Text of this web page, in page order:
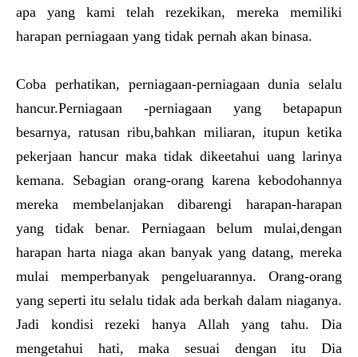
apa yang kami telah rezekikan, mereka memiliki
harapan perniagaan yang tidak pernah akan binasa.
Coba perhatikan, perniagaan-perniagaan dunia selalu
hancur.Perniagaan -perniagaan yang betapapun
besarnya, ratusan ribu,bahkan miliaran, itupun ketika
pekerjaan hancur maka tidak dikeetahui uang larinya
kemana. Sebagian orang-orang karena kebodohannya
mereka membelanjakan dibarengi harapan-harapan
yang tidak benar. Perniagaan belum mulai,dengan
harapan harta niaga akan banyak yang datang, mereka
mulai memperbanyak pengeluarannya. Orang-orang
yang seperti itu selalu tidak ada berkah dalam niaganya.
Jadi kondisi rezeki hanya Allah yang tahu. Dia
mengetahui hati, maka sesuai dengan itu Dia